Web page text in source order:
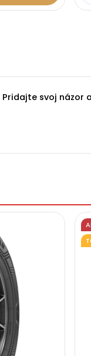
svoj názor